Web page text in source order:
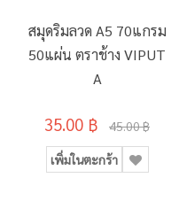
สมุดริมลวด A5 70แกรม
50แผ่น ตราช้าง VIPUT
A
35.00 ฿ 45.00 ฿
เพิ่มในตะกร้า